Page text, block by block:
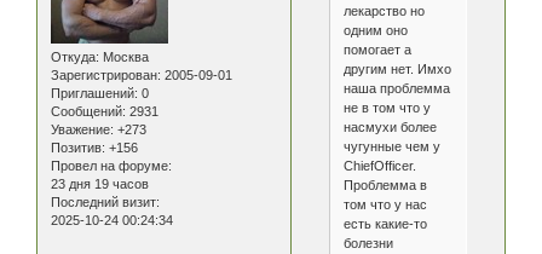
Откуда: Москва
Зарегистрирован: 2005-09-01
Приглашений: 0
Сообщений: 2931
Уважение: +273
Позитив: +156
Провел на форуме:
23 дня 19 часов
Последний визит:
2025-10-24 00:24:34
лекарство но
одним оно
помогает а
другим нет. Имхо
наша проблемма
не в том что у
насмухи более
чугунные чем у
ChiefOfficer.
Проблемма в
том что у нас
есть какие-то
болезни